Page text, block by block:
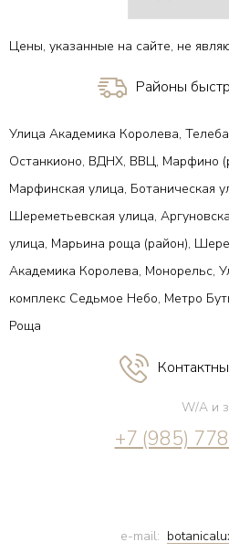
Цены, указанные на сайте, не
Районы
Улица Академика Королева,
Останкионо, ВДНХ, ВВЦ, Марфино
Марфинская улица, Ботаническая
Шереметьевская улица,
улица, Марьина роща (район),
Академика Королева, Монорельс,
комплекс Седьмое Небо, Метро
Роща
W/A и
+7 (985)
e-mail: